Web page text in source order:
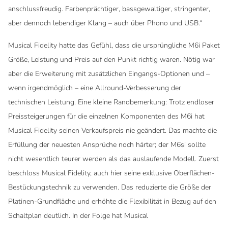
anschlussfreudig. Farbenprächtiger, bassgewaltiger, stringenter,
aber dennoch lebendiger Klang – auch über Phono und USB.“
Musical Fidelity hatte das Gefühl, dass die ursprüngliche M6i Paket
Größe, Leistung und Preis auf den Punkt richtig waren. Nötig war
aber die Erweiterung mit zusätzlichen Eingangs-Optionen und –
wenn irgendmöglich – eine Allround-Verbesserung der
technischen Leistung. Eine kleine Randbemerkung: Trotz endloser
Preissteigerungen für die einzelnen Komponenten des M6i hat
Musical Fidelity seinen Verkaufspreis nie geändert. Das machte die
Erfüllung der neuesten Ansprüche noch härter; der M6si sollte
nicht wesentlich teurer werden als das auslaufende Modell. Zuerst
beschloss Musical Fidelity, auch hier seine exklusive Oberflächen-
Bestückungstechnik zu verwenden. Das reduzierte die Größe der
Platinen-Grundfläche und erhöhte die Flexibilität in Bezug auf den
Schaltplan deutlich. In der Folge hat Musical